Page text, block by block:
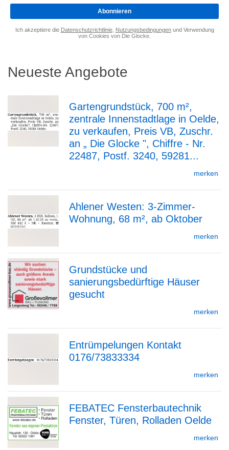
*
Abonnieren
Ich akzeptiere die Datenschutzrichtlinie, Nutzungsbedingungenund Verwendung
von Cookies von Die Glocke.
Neueste Angebote
zur
Gartengrundstück, 700 m²,
zentrale Innenstadtlage in Oelde,
zu verkaufen, Preis VB, Zuschr.
an „ Die Glocke ", Chiffre - Nr.
22487, Postf. 3240, 59281...
merken
zur
Detailseite
Ahlener Westen: 3-Zimmer-
Wohnung, 68 m², ab Oktober
merken
Detailseite
Grundstücke und
sanierungsbedürftige Häuser
gesucht
merken
zur
Detailseite
Entrümpelungen Kontakt
0176/73833334
merken
FEBATEC Fensterbautechnik
Fenster, Türen, Rolladen Oelde
merken